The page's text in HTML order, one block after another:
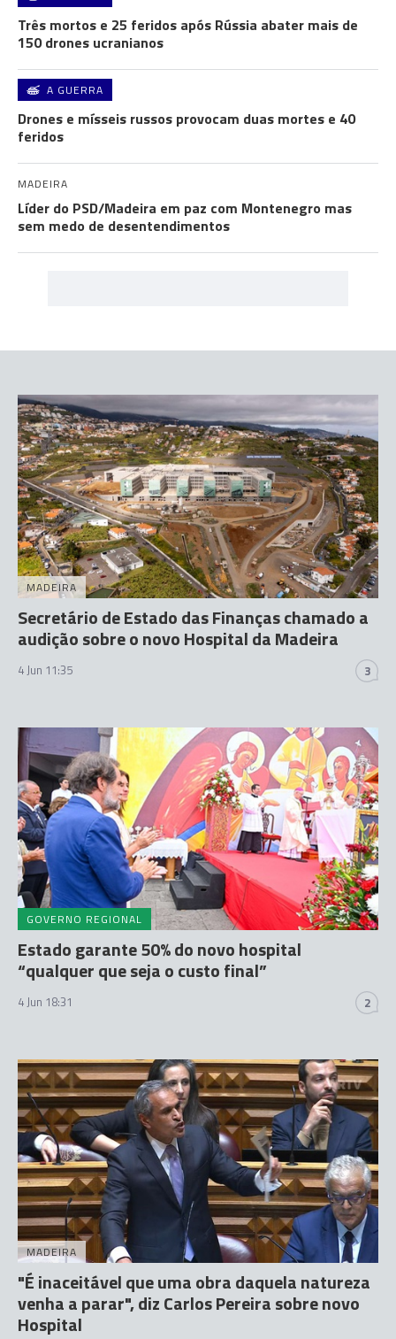
Três mortos e 25 feridos após Rússia abater mais de
150 drones ucranianos
A GUERRA
Drones e mísseis russos provocam duas mortes e 40
feridos
MADEIRA
Líder do PSD/Madeira em paz com Montenegro mas
sem medo de desentendimentos
MADEIRA
Secretário de Estado das Finanças chamado a
audição sobre o novo Hospital da Madeira
4 Jun 11:35 3
GOVERNO REGIONAL
Estado garante 50% do novo hospital
“qualquer que seja o custo final”
4 Jun 18:31 2
MADEIRA
"É inaceitável que uma obra daquela natureza
venha a parar", diz Carlos Pereira sobre novo
Hospital